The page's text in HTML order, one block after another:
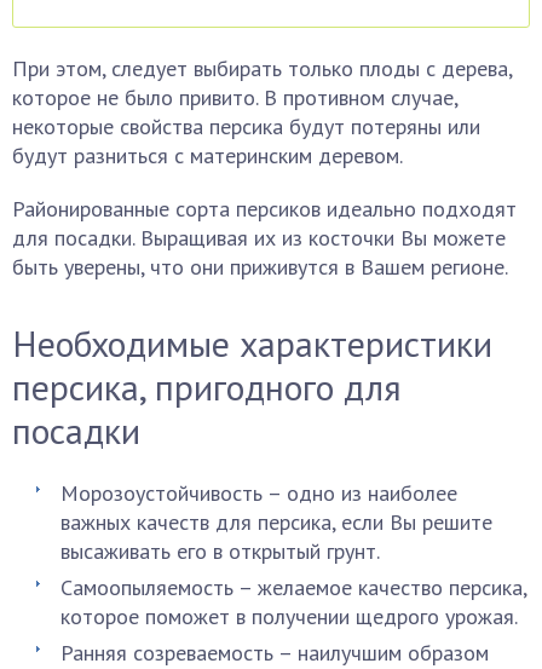
При этом, следует выбирать только плоды с дерева,
которое не было привито. В противном случае,
некоторые свойства персика будут потеряны или
будут разниться с материнским деревом.
Районированные сорта персиков идеально подходят
для посадки. Выращивая их из косточки Вы можете
быть уверены, что они приживутся в Вашем регионе.
Необходимые характеристики
персика, пригодного для
посадки
Морозоустойчивость – одно из наиболее
важных качеств для персика, если Вы решите
высаживать его в открытый грунт.
Самоопыляемость – желаемое качество персика,
которое поможет в получении щедрого урожая.
Ранняя созреваемость – наилучшим образом